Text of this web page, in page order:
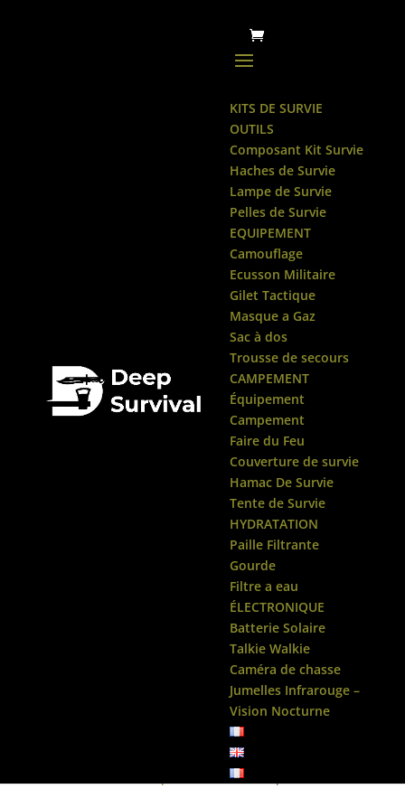
KITS DE SURVIE
OUTILS
Composant Kit Survie
Haches de Survie
Lampe de Survie
Pelles de Survie
EQUIPEMENT
Camouflage
Ecusson Militaire
Gilet Tactique
Masque a Gaz
Sac à dos
Trousse de secours
CAMPEMENT
Équipement
Campement
Faire du Feu
Couverture de survie
Hamac De Survie
Tente de Survie
HYDRATATION
Paille Filtrante
Gourde
Filtre a eau
ÉLECTRONIQUE
Batterie Solaire
Talkie Walkie
Caméra de chasse
Jumelles Infrarouge –
Vision Nocturne
/ Harnais Tactique Chasse